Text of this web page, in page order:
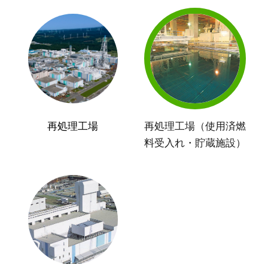
再処理工場
再処理工場（使用済燃
料受入れ・貯蔵施設）